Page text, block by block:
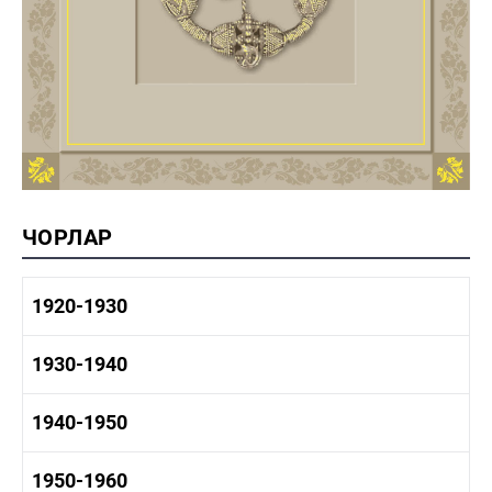
ЧОРЛАР
1920-1930
1920-1930 тарих
1920-1930 мәдәният
1930-1940
1930-1940 тарих
1930-1940 мәдәният
1940-1950
1940-1950 тарих
1950-1960